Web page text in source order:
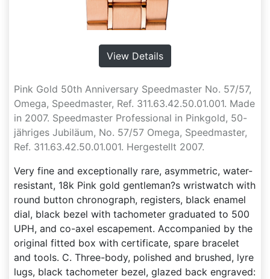
View Details
Pink Gold 50th Anniversary Speedmaster No. 57/57,
Omega, Speedmaster, Ref. 311.63.42.50.01.001. Made
in 2007. Speedmaster Professional in Pinkgold, 50-
jähriges Jubiläum, No. 57/57 Omega, Speedmaster,
Ref. 311.63.42.50.01.001. Hergestellt 2007.
Very fine and exceptionally rare, asymmetric, water-
resistant, 18k Pink gold gentleman?s wristwatch with
round button chronograph, registers, black enamel
dial, black bezel with tachometer graduated to 500
UPH, and co-axel escapement. Accompanied by the
original fitted box with certificate, spare bracelet
and tools. C. Three-body, polished and brushed, lyre
lugs, black tachometer bezel, glazed back engraved: